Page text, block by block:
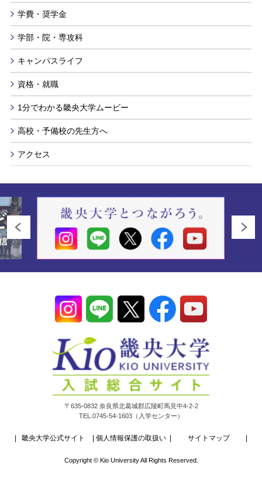
学費・奨学金
学部・院・専攻科
キャンパスライフ
資格・就職
1分でわかる畿央大学ムービー
高校・予備校の先生方へ
アクセス
〒635-0832 奈良県北葛城郡広陵町馬見中4-2-2
TEL.0745-54-1603（入学センター）
畿央大学公式サイト 個人情報保護の取扱い サイトマップ
Copyright © Kio University All Rights Reserved.